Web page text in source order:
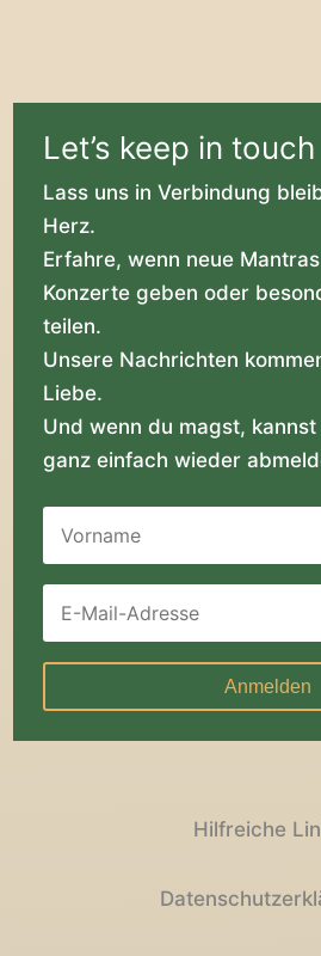
Let’s keep in touch
Lass uns in Verbindung
Herz.
Erfahre, wenn neue
Konzerte geben oder
teilen.
Unsere Nachrichten
Liebe.
Und wenn du magst,
ganz einfach wieder
Anmelden
Hilfreiche